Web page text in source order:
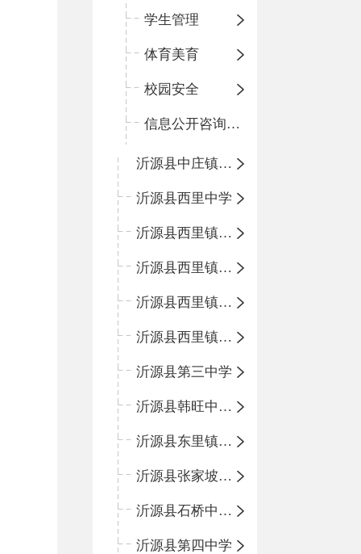
学生管理
体育美育
校园安全
信息公开咨询指南
沂源县中庄镇中心小学
沂源县西里中学
沂源县西里镇中心小学
沂源县西里镇柳枝峪回民小学
沂源县西里镇金星完全小学
沂源县西里镇团圆小学
沂源县第三中学
沂源县韩旺中心学校
沂源县东里镇中心小学
沂源县张家坡中心学校
沂源县石桥中心学校
沂源县第四中学